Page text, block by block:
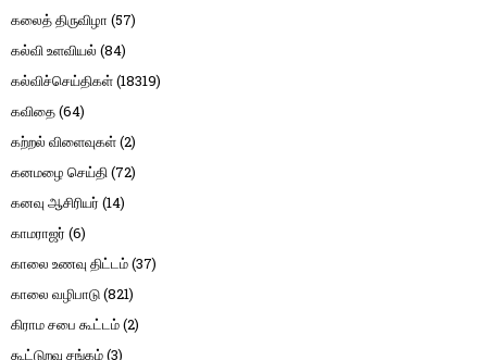
கலைத் திருவிழா (57)
கல்வி உளவியல் (84)
கல்விச்செய்திகள்(18319)
கவிதை(64)
கற்றல் விளைவுகள்(2)
கனமழை செய்தி(72)
கனவு ஆசிரியர் (14)
காமராஜர் (6)
காலை உணவு திட்டம்(37)
காலை வழிபாடு(821)
கிராம சபை கூட்டம்(2)
கூட்டுறவு சங்கம்(3)